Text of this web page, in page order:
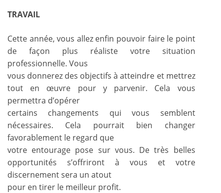
TRAVAIL
Cette année, vous allez enfin pouvoir faire le point
de façon plus réaliste votre situation
professionnelle. Vous
vous donnerez des objectifs à atteindre et mettrez
tout en œuvre pour y parvenir. Cela vous
permettra d’opérer
certains changements qui vous semblent
nécessaires. Cela pourrait bien changer
favorablement le regard que
votre entourage pose sur vous. De très belles
opportunités s’offriront à vous et votre
discernement sera un atout
pour en tirer le meilleur profit.